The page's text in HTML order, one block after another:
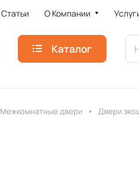
Статьи О Компании
Каталог
Межкомнатные двери Двери